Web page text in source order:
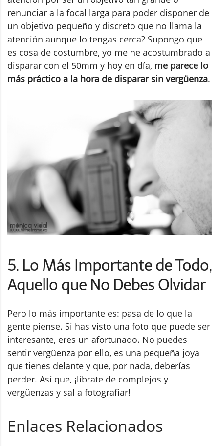
renunciar a la focal larga para poder disponer de
un objetivo pequeño y discreto que no llama la
atención aunque lo tengas cerca? Supongo que
es cosa de costumbre, yo me he acostumbrado a
disparar con el 50mm y hoy en día, me parece lo
más práctico a la hora de disparar sin vergüenza.
5. Lo Más Importante de Todo,
Aquello que No Debes Olvidar
Pero lo más importante es: pasa de lo que la
gente piense. Si has visto una foto que puede ser
interesante, eres un afortunado. No puedes
sentir vergüenza por ello, es una pequeña joya
que tienes delante y que, por nada, deberías
perder. Así que, ¡líbrate de complejos y
vergüenzas y sal a fotografiar!
Enlaces Relacionados